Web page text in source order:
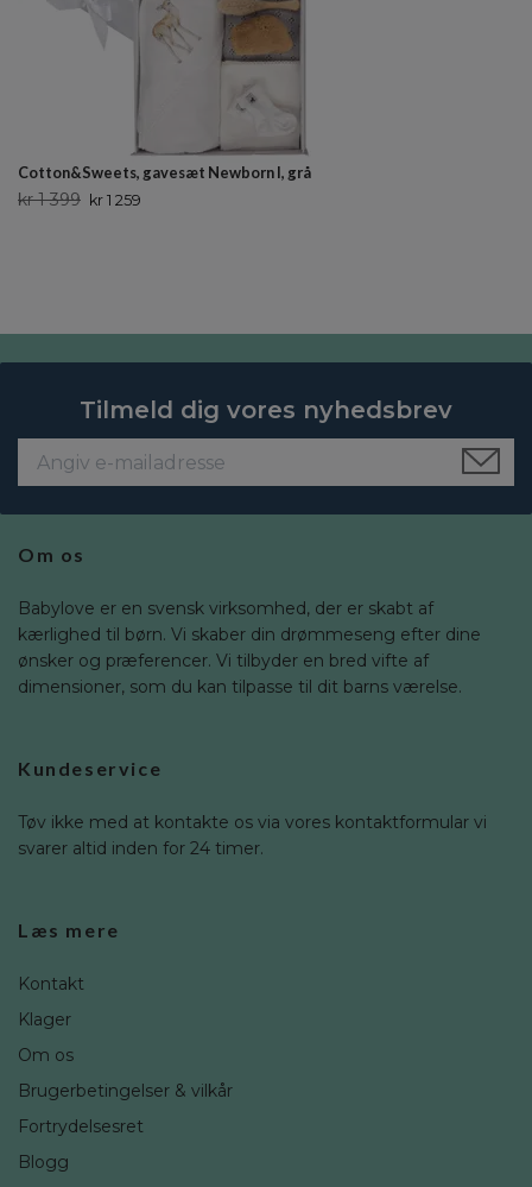
Cotton&Sweets, gavesæt Newborn I, grå
kr 1 399 kr 1 259
Tilmeld dig vores nyhedsbrev
Om os
Babylove er en svensk virksomhed, der er skabt af
kærlighed til børn. Vi skaber din drømmeseng efter dine
ønsker og præferencer. Vi tilbyder en bred vifte af
dimensioner, som du kan tilpasse til dit barns værelse.
Kundeservice
Tøv ikke med at kontakte os via vores kontaktformular vi
svarer altid inden for 24 timer.
Læs mere
Kontakt
Klager
Om os
Brugerbetingelser & vilkår
Fortrydelsesret
Blogg